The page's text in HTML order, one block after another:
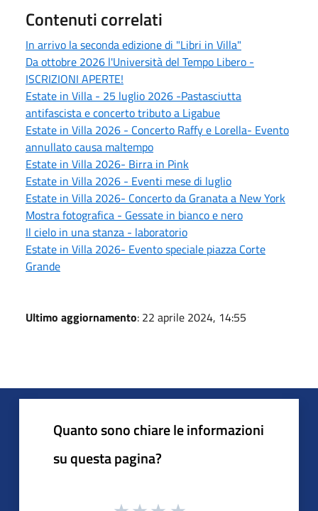
Contenuti correlati
In arrivo la seconda edizione di "Libri in Villa"
Da ottobre 2026 l'Università del Tempo Libero -
ISCRIZIONI APERTE!
Estate in Villa - 25 luglio 2026 -Pastasciutta
antifascista e concerto tributo a Ligabue
Estate in Villa 2026 - Concerto Raffy e Lorella- Evento
annullato causa maltempo
Estate in Villa 2026- Birra in Pink
Estate in Villa 2026 - Eventi mese di luglio
Estate in Villa 2026- Concerto da Granata a New York
Mostra fotografica - Gessate in bianco e nero
Il cielo in una stanza - laboratorio
Estate in Villa 2026- Evento speciale piazza Corte
Grande
Ultimo aggiornamento: 22 aprile 2024, 14:55
Quanto sono chiare le informazioni
su questa pagina?